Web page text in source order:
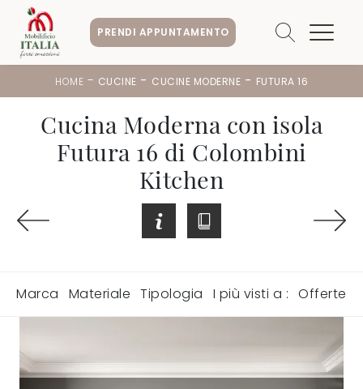
PRENDI APPUNTAMENTO
HOME - CUCINE - CUCINE MODERNE - FUTURA 16
Cucina Moderna con isola
Futura 16 di Colombini
Kitchen
Marca Materiale Tipologia I più visti a : Offerte